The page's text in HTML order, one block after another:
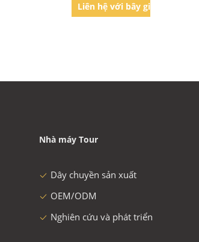
Liên hệ với bây giờ
Nhà máy Tour
Dây chuyền sản xuất
OEM/ODM
Nghiên cứu và phát triển